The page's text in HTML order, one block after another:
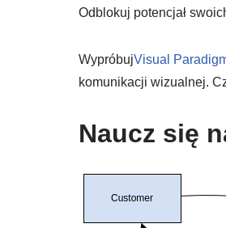
Odblokuj potencjał
WypróbujVisual
komunikacji wizualnej.
Naucz się